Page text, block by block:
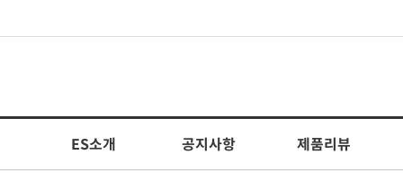
ES소개 공지사항 제품리뷰